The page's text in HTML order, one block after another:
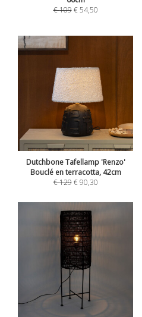
€109 €54,50
Dutchbone Tafellamp 'Renzo'
Bouclé en terracotta, 42cm
€129 €90,30